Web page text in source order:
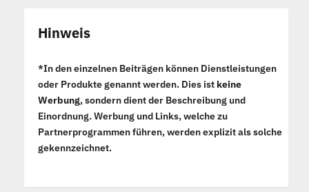
Hinweis
*In den einzelnen Beiträgen können Dienstleistungen
oder Produkte genannt werden. Dies ist keine
Werbung, sondern dient der Beschreibung und
Einordnung. Werbung und Links, welche zu
Partnerprogrammen führen, werden explizit als solche
gekennzeichnet.